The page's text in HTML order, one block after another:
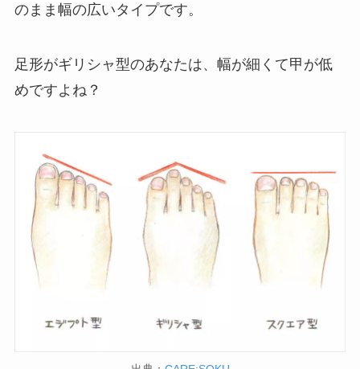
のまま幅の広いタイプです。
足形がギリシャ型のあなたは、幅が細くて甲が低
めですよね？